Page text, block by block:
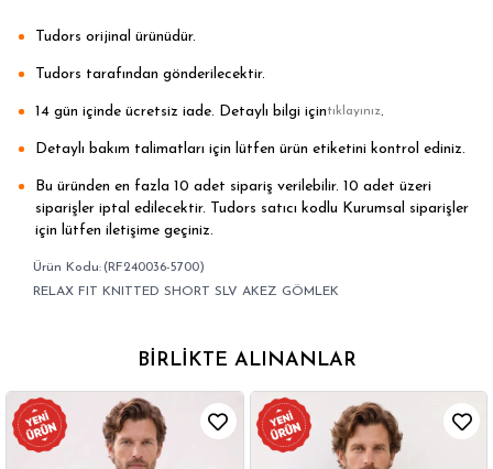
Tudors orijinal ürünüdür.
Tudors tarafından gönderilecektir.
14 gün içinde ücretsiz iade. Detaylı bilgi içintıklayınız.
Detaylı bakım talimatları için lütfen ürün etiketini kontrol ediniz.
Bu üründen en fazla 10 adet sipariş verilebilir. 10 adet üzeri
siparişler iptal edilecektir. Tudors satıcı kodlu Kurumsal siparişler
için lütfen iletişime geçiniz.
(RF240036-5700)
RELAX FIT KNITTED SHORT SLV AKEZ GÖMLEK
BIRLIKTE ALINANLAR